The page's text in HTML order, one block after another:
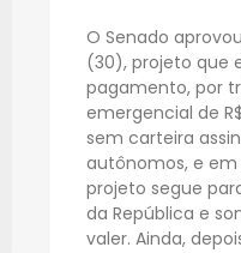
O Senado
(30), projeto que
pagamento, por
emergencial de
sem carteira
autônomos, e
projeto segue
da República e
valer. Ainda,